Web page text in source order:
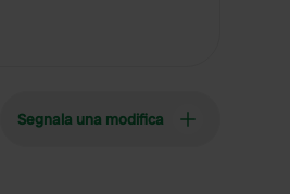
Segnala una modifica